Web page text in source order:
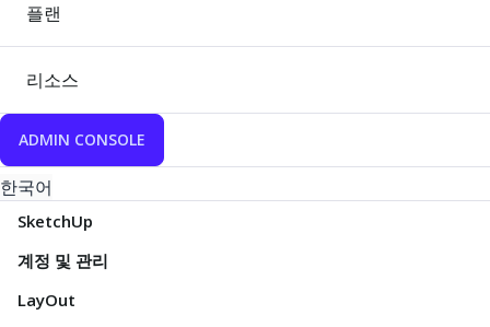
플랜
리소스
ADMIN CONSOLE
한국어
SketchUp
계정 및 관리
LayOut